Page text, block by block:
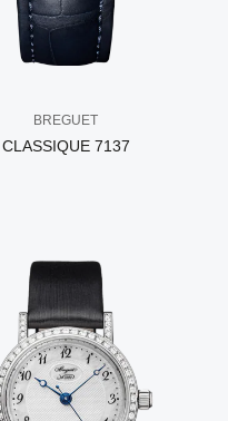
BREGUET
CLASSIQUE 7137